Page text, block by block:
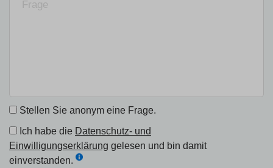
Stellen Sie anonym eine Frage.
Ich habe die Datenschutz- und
Einwilligungserklärung gelesen und bin damit
einverstanden.